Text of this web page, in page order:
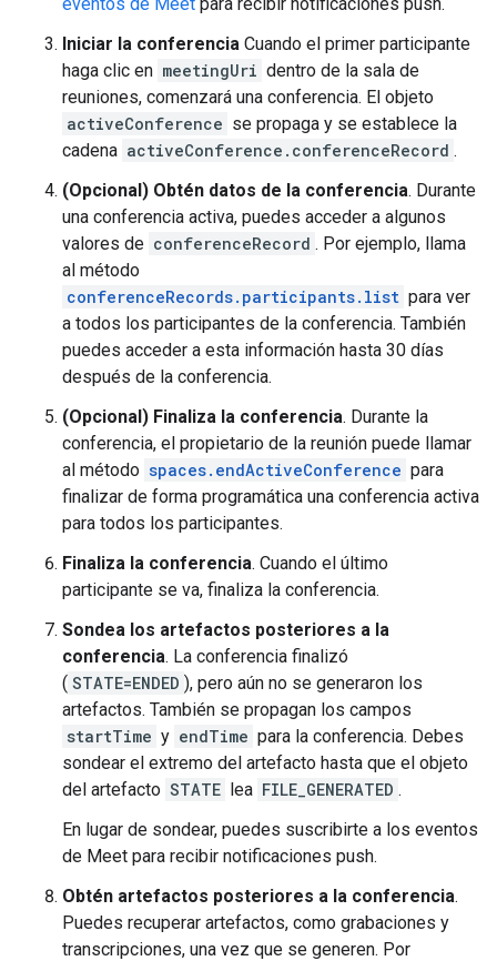
Iniciar la conferencia Cuando el primer participante
haga clic en meetingUri dentro de la sala de
reuniones, comenzará una conferencia. El objeto
activeConference se propaga y se establece la
cadena activeConference.conferenceRecord .
(Opcional) Obtén datos de la conferencia. Durante
una conferencia activa, puedes acceder a algunos
valores de conferenceRecord . Por ejemplo, llama
al método
conferenceRecords.participants.list para ver
a todos los participantes de la conferencia. También
puedes acceder a esta información hasta 30 días
después de la conferencia.
(Opcional) Finaliza la conferencia. Durante la
conferencia, el propietario de la reunión puede llamar
al método spaces.endActiveConference para
finalizar de forma programática una conferencia activa
para todos los participantes.
Finaliza la conferencia. Cuando el último
participante se va, finaliza la conferencia.
Sondea los artefactos posteriores a la
conferencia. La conferencia finalizó
( STATE=ENDED ), pero aún no se generaron los
artefactos. También se propagan los campos
startTime y endTime para la conferencia. Debes
sondear el extremo del artefacto hasta que el objeto
del artefacto STATE lea FILE_GENERATED .
En lugar de sondear, puedes suscribirte a los eventos
de Meet para recibir notificaciones push.
Obtén artefactos posteriores a la conferencia.
Puedes recuperar artefactos, como grabaciones y
transcripciones, una vez que se generen. Por